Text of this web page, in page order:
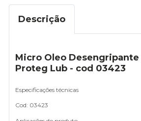
Descrição
Micro Oleo
Proteg Lub - cod 03423
Especificações técnicas
Cod: 03423